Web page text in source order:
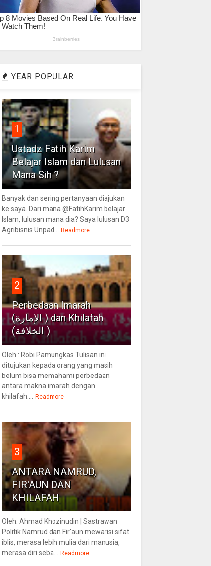
YEAR POPULAR
1
Ustadz Fatih Karim
Belajar Islam dan Lulusan
Mana Sih ?
Banyak dan sering pertanyaan diajukan
ke saya. Dari mana @FatihKarim belajar
Islam, lulusan mana dia? Saya lulusan D3
Agribisnis Unpad...
Readmore
2
Perbedaan Imarah
(الإمارة ) dan Khilafah
(الخلافة )
Oleh : Robi Pamungkas Tulisan ini
ditujukan kepada orang yang masih
belum bisa memahami perbedaan
antara makna imarah dengan
khilafah....
Readmore
3
ANTARA NAMRUD,
FIR'AUN DAN
KHILAFAH
Oleh: Ahmad Khozinudin | Sastrawan
Politik Namrud dan Fir'aun mewarisi sifat
iblis, merasa lebih mulia dari manusia,
merasa diri seba...
Readmore